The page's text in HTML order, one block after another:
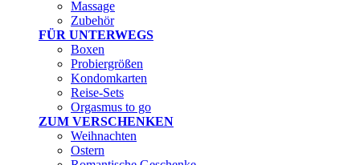
Massage
Zubehör
FÜR UNTERWEGS
Boxen
Probiergrößen
Kondomkarten
Reise-Sets
Orgasmus to go
ZUM VERSCHENKEN
Weihnachten
Ostern